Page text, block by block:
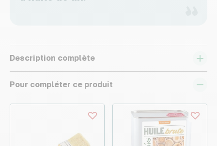
Description complète
Pour compléter ce produit